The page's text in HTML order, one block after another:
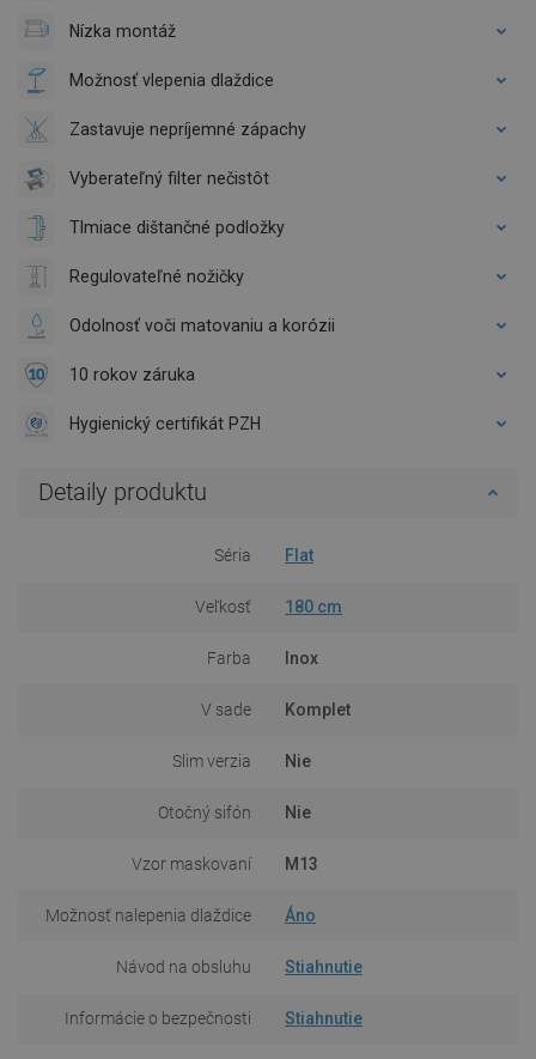
Nízka montáž
Možnosť vlepenia dlaždice
Zastavuje nepríjemné zápachy
Vyberateľný filter nečistôt
Tlmiace dištančné podložky
Regulovateľné nožičky
Odolnosť voči matovaniu a korózii
10 rokov záruka
Hygienický certifikát PZH
Detaily produktu
Séria Flat
Veľkosť 180 cm
Farba Inox
V sade Komplet
Slim verzia Nie
Otočný sifón Nie
Vzor maskovaní M13
Možnosť nalepenia dlaždice Áno
Návod na obsluhu Stiahnutie
Informácie o bezpečnosti Stiahnutie